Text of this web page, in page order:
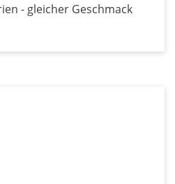
- gleicher Geschmack